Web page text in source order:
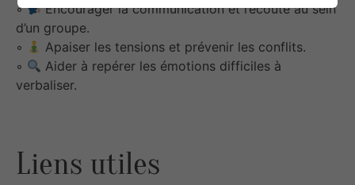
◦
Encourager la communication et l’écoute au sein
d’un groupe.
◦
Apaiser les tensions et prévenir les conflits.
◦
Aider à repérer les émotions difficiles à
verbaliser.
Liens utiles